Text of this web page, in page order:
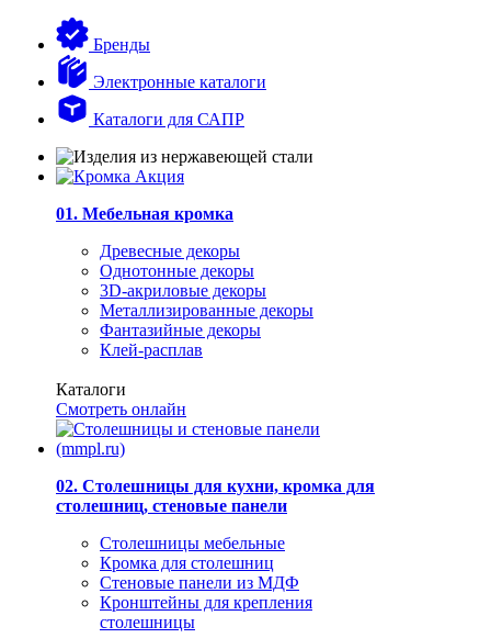
Бренды
Электронные каталоги
Каталоги для САПР
01. Мебельная кромка
Древесные декоры
Однотонные декоры
3D-акриловые декоры
Металлизированные декоры
Фантазийные декоры
Клей-расплав
Каталоги
Смотреть онлайн
02. Столешницы для кухни, кромка для
столешниц, стеновые панели
Столешницы мебельные
Кромка для столешниц
Стеновые панели из МДФ
Кронштейны для крепления
столешницы